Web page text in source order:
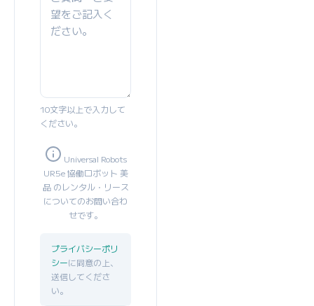
10文字以上で入力して
ください。
Universal Robots
UR5e 協働ロボット 美
品 のレンタル・リース
についてのお問い合わ
せです。
プライバシーポリ
シーに同意の上、
送信してくださ
い。